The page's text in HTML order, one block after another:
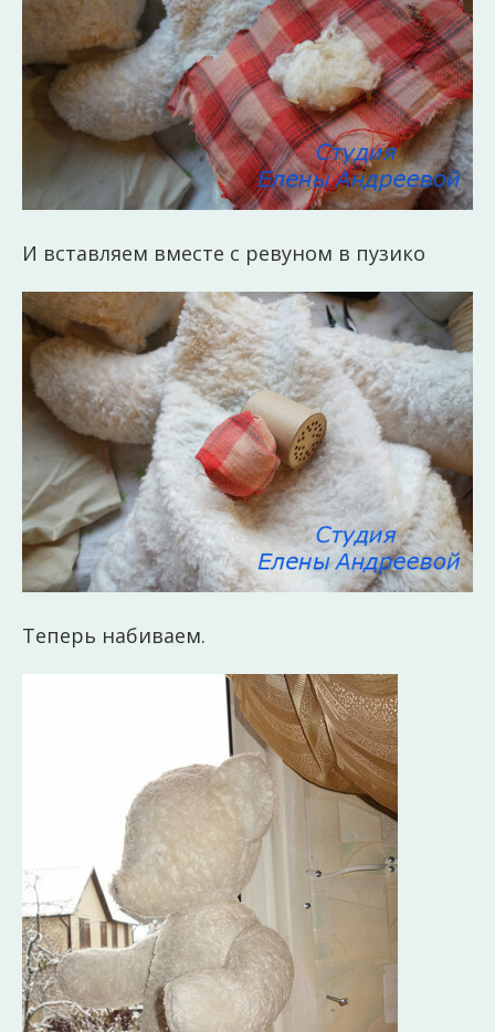
И вставляем вместе с ревуном в пузико
Теперь набиваем.